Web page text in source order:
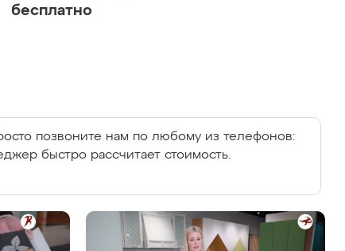
бесплатно
позвоните нам по любому из телефонов:
быстро рассчитает стоимость.